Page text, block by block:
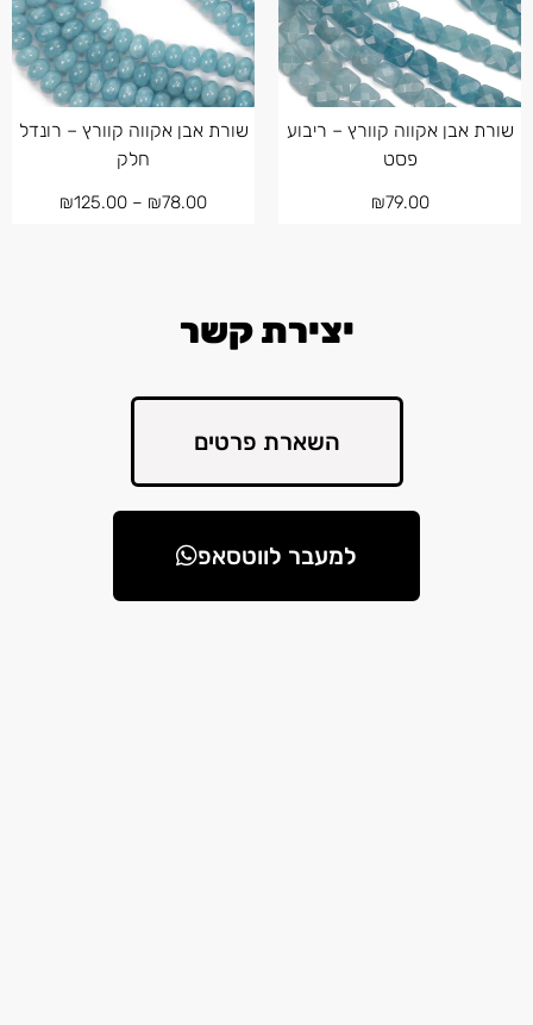
שורת אבן אקווה קוורץ – ריבוע
פסט
₪79.00
שורת אבן אקווה קוורץ – רונדל
חלק
₪78.00
–
₪125.00
יצירת קשר
השארת פרטים
למעבר לווטסאפ